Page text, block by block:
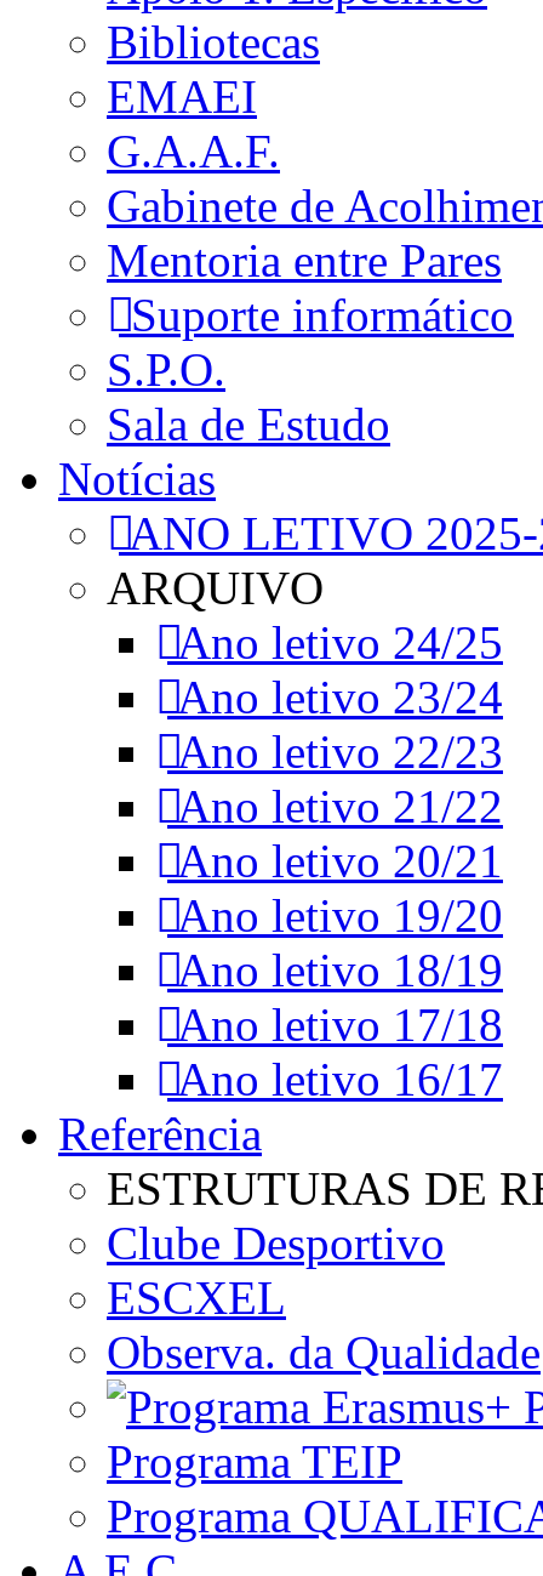
Bibliotecas
EMAEI
G.A.A.F.
Gabinete de
Mentoria entre Pares
Suporte informático
S.P.O.
Sala de Estudo
Notícias
ANO LETIVO
ARQUIVO
Ano letivo 24/25
Ano letivo 23/24
Ano letivo 22/23
Ano letivo 21/22
Ano letivo 20/21
Ano letivo 19/20
Ano letivo 18/19
Ano letivo 17/18
Ano letivo 16/17
Referência
ESTRUTURAS DE
Clube Desportivo
ESCXEL
Observa. da Qualidade
Programa TEIP
Programa